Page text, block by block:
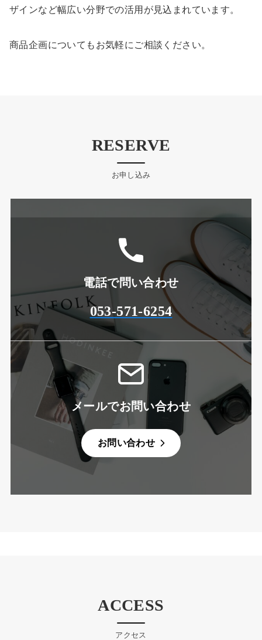
ザインなど幅広い分野での活用が見込まれています。
商品企画についてもお気軽にご相談ください。
RESERVE
お申し込み
電話で問い合わせ
053-571-6254
メールでお問い合わせ
お問い合わせ
ACCESS
アクセス